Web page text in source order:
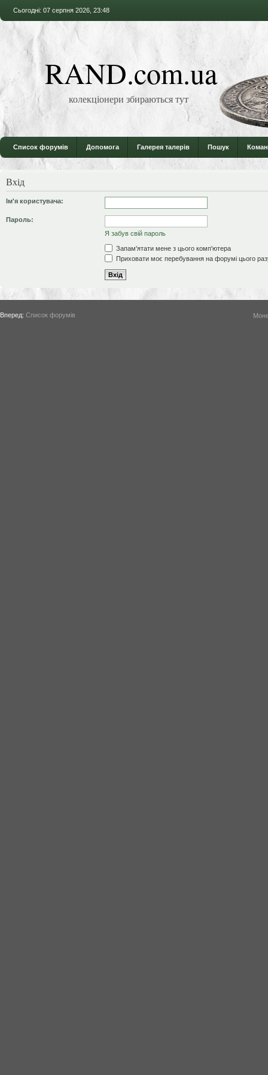
Сьогодні: 07 серпня 2026, 23:48
RAND.com.ua
колекціонери збираються тут
Список форумів Допомога Галерея талерів Пошук
Вхід
Ім'я користувача:
Пароль:
Я забув свій пароль
Запам'ятати мене з цього комп'ютера
Приховати моє перебування на форумі цього
Вперед: Список форумів